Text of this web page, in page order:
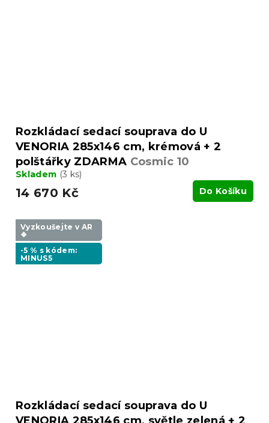
Rozkládací sedací souprava do U
VENORIA 285x146 cm, krémová + 2
polštářky ZDARMA Cosmic 10
Skladem (3 ks)
14 670 Kč Do Košíku
Vyzkoušejte v AR
❖
-5 % s kódem:
MINUS5
Rozkládací sedací souprava do U